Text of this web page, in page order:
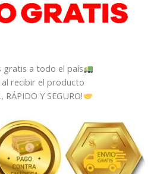
gratis a todo el país
al recibir el producto
RÁPIDO Y SEGURO!